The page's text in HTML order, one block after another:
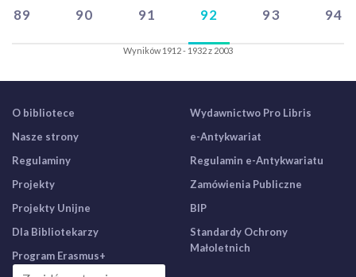
89 90 91 92 93 94
Wyników 1912 - 1932 z 2003
O bibliotece
Nasze strony
Regulaminy
Projekty
Projekty Unijne
Dla Bibliotekarzy
Program Erasmus+
Wydawnictwo Pro Libris
e-Antykwariat
Regulamin e-Antykwariatu
Zamówienia Publiczne
BIP
Standardy Ochrony
Małoletnich